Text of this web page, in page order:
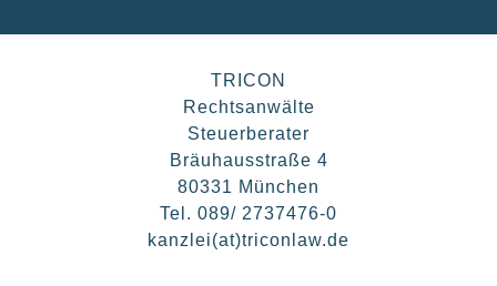
TRICON
Rechtsanwälte
Steuerberater
Bräuhausstraße 4
80331 München
Tel. 089/ 2737476-0
kanzlei(at)triconlaw.de